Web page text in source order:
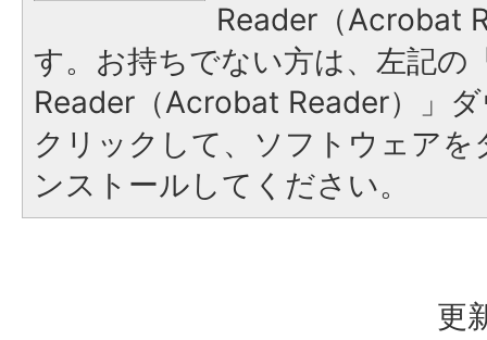
Reader（Acrobat
す。お持ちでない方は、左記の
Reader（Acrobat Reader）」
クリックして、ソフトウェア
ンストールしてください。
更